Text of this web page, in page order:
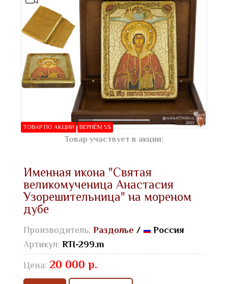
ТОВАР ПО АКЦИИ ВЕРНЁМ 5%
Товар участвует в акции:
Именная икона "Святая
великомученица Анастасия
Узорешительница" на мореном
дубе
Производитель: Раздолье /
Россия
Артикул: RTI-299.m
Цена: 20 000 р.